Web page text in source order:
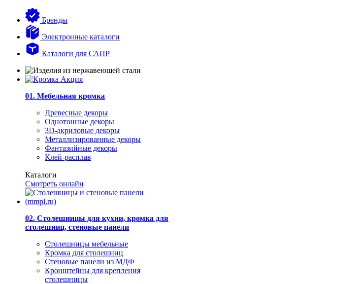
Бренды
Электронные каталоги
Каталоги для САПР
01. Мебельная кромка
Древесные декоры
Однотонные декоры
3D-акриловые декоры
Металлизированные декоры
Фантазийные декоры
Клей-расплав
Каталоги
Смотреть онлайн
02. Столешницы для кухни, кромка для
столешниц, стеновые панели
Столешницы мебельные
Кромка для столешниц
Стеновые панели из МДФ
Кронштейны для крепления
столешницы